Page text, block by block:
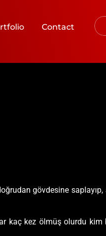
Contact
gövdesine saplayıp,
kaç kez ölmüş olurdu